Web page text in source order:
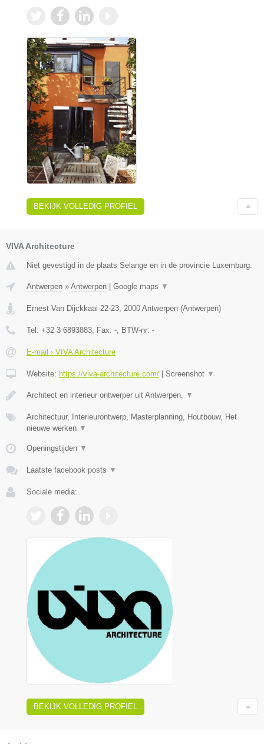
BEKIJK VOLLEDIG PROFIEL
VIVA Architecture
Niet gevestigd in de plaats Selange en in de provincie Luxemburg.
Antwerpen » Antwerpen Google maps ▼
Ernest Van Dijckkaai 22-23, 2000 Antwerpen (Antwerpen)
Tel: +32 3 6893883, Fax: -, BTW-nr: -
E-mail › VIVA Architecture
Website: https://viva-architecture.com/ Screenshot ▼
Architect en interieur ontwerper uit Antwerpen. ▼
Architectuur, Interieurontwerp, Masterplanning, Houtbouw, Het
nieuwe werken ▼
Openingstijden ▼
Laatste facebook posts ▼
Sociale media:
BEKIJK VOLLEDIG PROFIEL